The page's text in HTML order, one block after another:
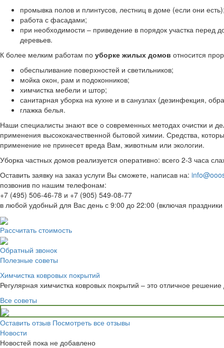
промывка полов и плинтусов, лестниц в доме (если они
работа с фасадами;
при необходимости – приведение в порядок участка
деревьев.
К более мелким работам по уборке жилых домов относится
обеспыливание поверхностей и светильников;
мойка окон, рам и подоконников;
химчистка мебели и штор;
санитарная уборка на кухне и в санузлах (дезинфекция,
глажка белья.
Наши специалисты знают все о современных методах очистки и
применения высококачественной бытовой химии. Средства,
применение не принесет вреда Вам, животным или экологии.
Уборка частных домов реализуется оперативно: всего 2-3 часа
Оставить заявку на заказ услуги Вы сможете, написав на:
позвонив по нашим телефонам:
+7 (495) 506-46-78 и +7 (905) 549-08-77
в любой удобный для Вас день с 9:00 до 22:00 (включая
Рассчитать стоимость
Обратный звонок
Полезные советы
Химчистка ковровых покрытий
Регулярная химчистка ковровых покрытий – это отличное
Все советы
Оставить отзыв Посмотреть все отзывы
Новости
Новостей пока не добавлено